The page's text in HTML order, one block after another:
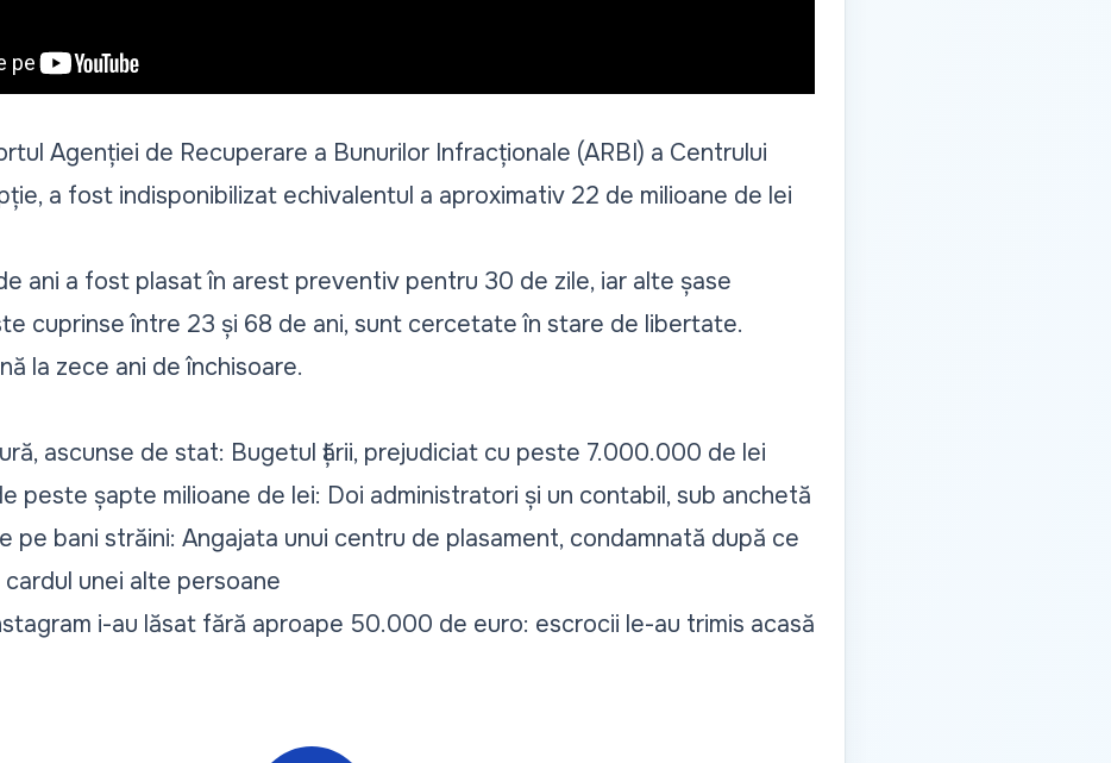
Agenției de Recuperare a Bunurilor Infracționale (ARBI) a Centrului
a fost indisponibilizat echivalentul a aproximativ 22 de milioane de lei
ani a fost plasat în arest preventiv pentru 30 de zile, iar alte șase
cuprinse între 23 și 68 de ani, sunt cercetate în stare de libertate.
la zece ani de închisoare.
ascunse de stat: Bugetul țării, prejudiciat cu peste 7.000.000 de lei
peste șapte milioane de lei: Doi administratori și un contabil, sub anchetă
pe bani străini: Angajata unui centru de plasament, condamnată după ce
unei alte persoane
i-au lăsat fără aproape 50.000 de euro: escrocii le-au trimis acasă